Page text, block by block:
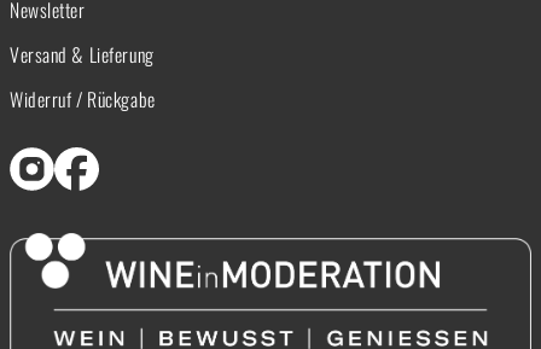
Newsletter
Versand & Lieferung
Widerruf / Rückgabe